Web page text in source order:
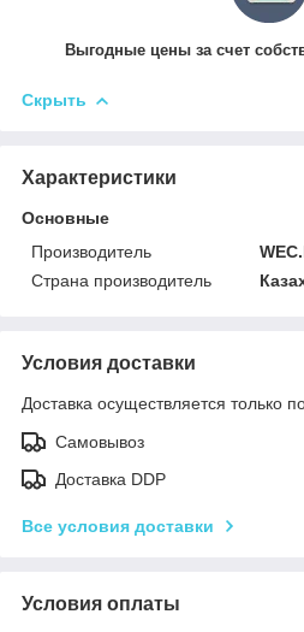
Выгодные цены за счет
Скрыть
Характеристики
Основные
Производитель
Страна производитель
Условия доставки
Доставка осуществляется только
Самовывоз
Доставка DDP
Все условия доставки
Условия оплаты